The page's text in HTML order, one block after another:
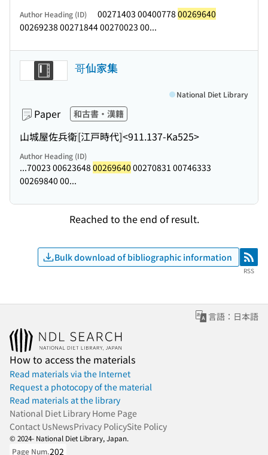
Author Heading (ID) 00271403 00400778 00269640
00269238 00271844 00270023 00...
哥仙家集
Paper 和古書・漢籍
山城屋佐兵衛[江戸時代]<911.137-Ka525>
National Diet Library
Author Heading (ID)
...70023 00623648 00269640 00270831 00746333
00269840 00...
Reached to the end of result.
Bulk download of bibliographic information RSS
RSS
言語：日本語
How to access the materials
Read materials via the Internet
Request a photocopy of the material
Read materials at the library
National Diet Library Home Page
Contact UsNewsPrivacy PolicySite Policy
© 2024- National Diet Library, Japan.
Page Num.202